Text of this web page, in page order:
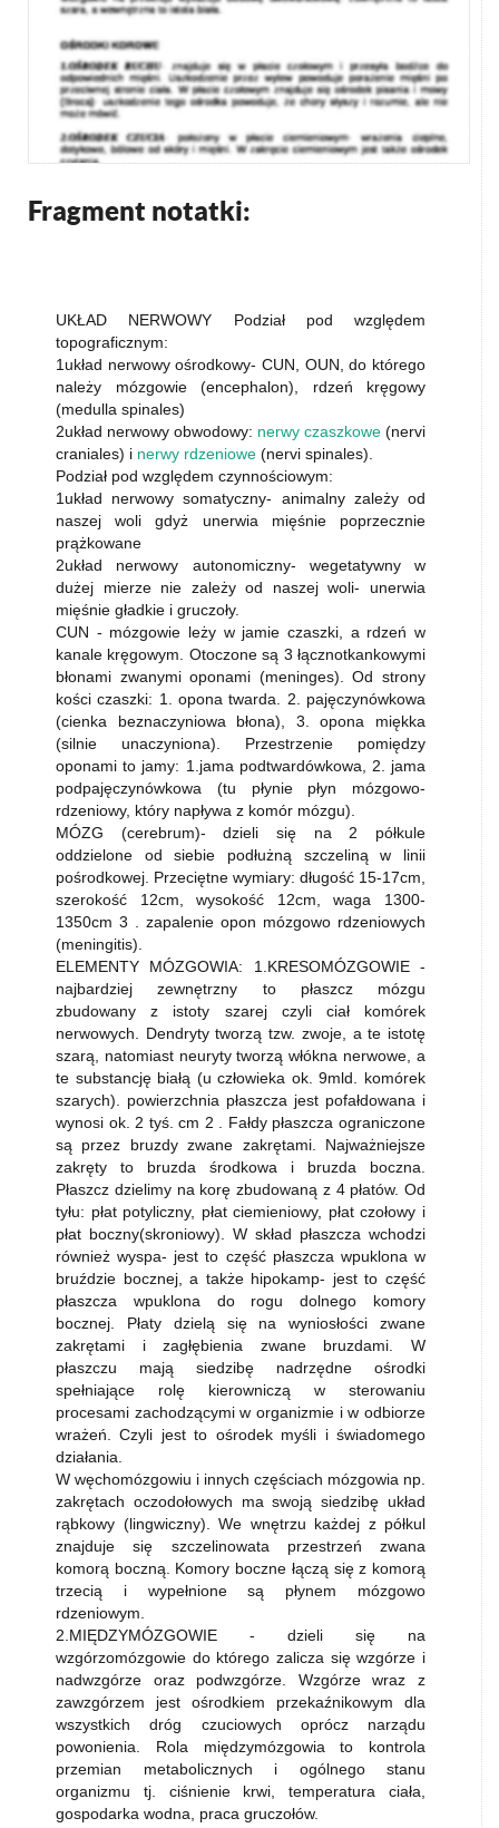
Fragment notatki:
UKŁAD NERWOWY Podział pod względem
topograficznym:
1układ nerwowy ośrodkowy- CUN, OUN, do którego
należy mózgowie (encephalon), rdzeń kręgowy
(medulla spinales)
2układ nerwowy obwodowy: nerwy czaszkowe (nervi
craniales) i nerwy rdzeniowe (nervi spinales).
Podział pod względem czynnościowym:
1układ nerwowy somatyczny- animalny zależy od
naszej woli gdyż unerwia mięśnie poprzecznie
prążkowane
2układ nerwowy autonomiczny- wegetatywny w
dużej mierze nie zależy od naszej woli- unerwia
mięśnie gładkie i gruczoły.
CUN - mózgowie leży w jamie czaszki, a rdzeń w
kanale kręgowym. Otoczone są 3 łącznotkankowymi
błonami zwanymi oponami (meninges). Od strony
kości czaszki: 1. opona twarda. 2. pajęczynówkowa
(cienka beznaczyniowa błona), 3. opona miękka
(silnie unaczyniona). Przestrzenie pomiędzy
oponami to jamy: 1.jama podtwardówkowa, 2. jama
podpajęczynówkowa (tu płynie płyn mózgowo-
rdzeniowy, który napływa z komór mózgu).
MÓZG (cerebrum)- dzieli się na 2 półkule
oddzielone od siebie podłużną szczeliną w linii
pośrodkowej. Przeciętne wymiary: długość 15-17cm,
szerokość 12cm, wysokość 12cm, waga 1300-
1350cm 3 . zapalenie opon mózgowo rdzeniowych
(meningitis).
ELEMENTY MÓZGOWIA: 1.KRESOMÓZGOWIE -
najbardziej zewnętrzny to płaszcz mózgu
zbudowany z istoty szarej czyli ciał komórek
nerwowych. Dendryty tworzą tzw. zwoje, a te istotę
szarą, natomiast neuryty tworzą włókna nerwowe, a
te substancję białą (u człowieka ok. 9mld. komórek
szarych). powierzchnia płaszcza jest pofałdowana i
wynosi ok. 2 tyś. cm 2 . Fałdy płaszcza ograniczone
są przez bruzdy zwane zakrętami. Najważniejsze
zakręty to bruzda środkowa i bruzda boczna.
Płaszcz dzielimy na korę zbudowaną z 4 płatów. Od
tyłu: płat potyliczny, płat ciemieniowy, płat czołowy i
płat boczny(skroniowy). W skład płaszcza wchodzi
również wyspa- jest to część płaszcza wpuklona w
bruździe bocznej, a także hipokamp- jest to część
płaszcza wpuklona do rogu dolnego komory
bocznej. Płaty dzielą się na wyniosłości zwane
zakrętami i zagłębienia zwane bruzdami. W
płaszczu mają siedzibę nadrzędne ośrodki
spełniające rolę kierowniczą w sterowaniu
procesami zachodzącymi w organizmie i w odbiorze
wrażeń. Czyli jest to ośrodek myśli i świadomego
działania.
W węchomózgowiu i innych częściach mózgowia np.
zakrętach oczodołowych ma swoją siedzibę układ
rąbkowy (lingwiczny). We wnętrzu każdej z półkul
znajduje się szczelinowata przestrzeń zwana
komorą boczną. Komory boczne łączą się z komorą
trzecią i wypełnione są płynem mózgowo
rdzeniowym.
2.MIĘDZYMÓZGOWIE - dzieli się na
wzgórzomózgowie do którego zalicza się wzgórze i
nadwzgórze oraz podwzgórze. Wzgórze wraz z
zawzgórzem jest ośrodkiem przekaźnikowym dla
wszystkich dróg czuciowych oprócz narządu
powonienia. Rola międzymózgowia to kontrola
przemian metabolicznych i ogólnego stanu
organizmu tj. ciśnienie krwi, temperatura ciała,
gospodarka wodna, praca gruczołów.